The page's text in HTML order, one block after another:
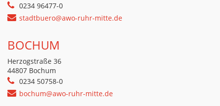
0234 96477-0
stadtbuero@awo-ruhr-mitte.de
BOCHUM
Herzogstraße 36
44807 Bochum
0234 50758-0
bochum@awo-ruhr-mitte.de